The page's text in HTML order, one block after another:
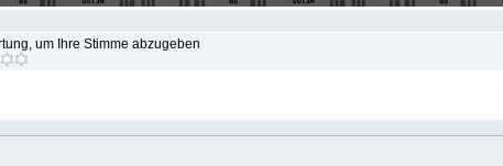
um Ihre Stimme abzugeben